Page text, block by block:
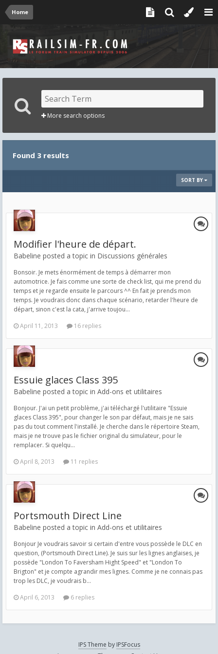
Home
More search options
Found 3 results
SORT BY
Modifier l'heure de départ.
Babeline posted a topic in Discussions générales
Bonsoir. Je mets énormément de temps à démarrer mon
automotrice. Je fais comme une sorte de check list, qui me prend du
temps et je regarde ensuite le parcours ^^ En fait je prends mon
temps. Je voudrais donc dans chaque scénario, retarder l'heure de
départ, sinon c'est la cata, j'arrive toujou...
April 11, 2013
16 replies
Essuie glaces Class 395
Babeline posted a topic in Add-ons et utilitaires
Bonjour. J'ai un petit problème, j'ai téléchargé l'utilitaire "Essuie
glaces Class 395", pour changer le son par défaut, mais je ne sais
pas du tout comment l'installé. Je cherche dans le répertoire Steam,
mais je ne trouve pas le fichier original du simulateur, pour le
remplacer. Si quelqu...
April 8, 2013
11 replies
Portsmouth Direct Line
Babeline posted a topic in Add-ons et utilitaires
Bonjour Je voudrais savoir si certain d'entre vous possède le DLC en
question, (Portsmouth Direct Line). Je suis sur les lignes anglaises, je
possède "London To Faversham Hight Speed" et "London To
Brigton" et je compte agrandir mes lignes. Comme je ne connais pas
trop les DLC, je voudrais b...
April 6, 2013
6 replies
IPS Theme by IPSFocus